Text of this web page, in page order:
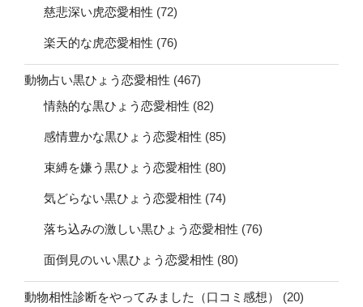
慈悲深い虎恋愛相性 (72)
楽天的な虎恋愛相性 (76)
動物占い黒ひょう恋愛相性 (467)
情熱的な黒ひょう恋愛相性 (82)
感情豊かな黒ひょう恋愛相性 (85)
束縛を嫌う黒ひょう恋愛相性 (80)
気どらない黒ひょう恋愛相性 (74)
落ち込みの激しい黒ひょう恋愛相性 (76)
面倒見のいい黒ひょう恋愛相性 (80)
動物相性診断をやってみました（口コミ感想） (20)